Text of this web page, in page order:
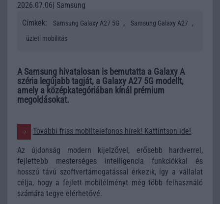
2026.07.06| Samsung
Címkék:
Samsung Galaxy A27 5G , Samsung Galaxy A27 ,
üzleti mobilitás
A Samsung hivatalosan is bemutatta a Galaxy A
széria legújabb tagját, a Galaxy A27 5G modellt,
amely a középkategóriában kínál prémium
megoldásokat.
További friss mobiltelefonos hírek! Kattintson ide!
Az újdonság modern kijelzővel, erősebb hardverrel,
fejlettebb mesterséges intelligencia funkciókkal és
hosszú távú szoftvertámogatással érkezik, így a vállalat
célja, hogy a fejlett mobilélményt még több felhasználó
számára tegye elérhetővé.